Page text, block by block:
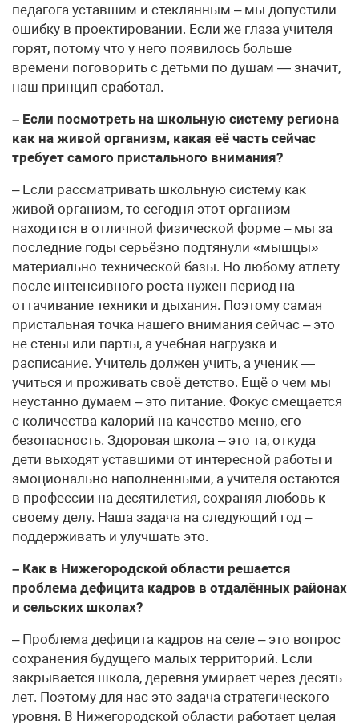
педагога уставшим и стеклянным – мы допустили
ошибку в проектировании. Если же глаза учителя
горят, потому что у него появилось больше
времени поговорить с детьми по душам — значит,
наш принцип сработал.
– Если посмотреть на школьную систему региона
как на живой организм, какая её часть сейчас
требует самого пристального внимания?
– Если рассматривать школьную систему как
живой организм, то сегодня этот организм
находится в отличной физической форме – мы за
последние годы серьёзно подтянули «мышцы»
материально-технической базы. Но любому атлету
после интенсивного роста нужен период на
оттачивание техники и дыхания. Поэтому самая
пристальная точка нашего внимания сейчас – это
не стены или парты, а учебная нагрузка и
расписание. Учитель должен учить, а ученик —
учиться и проживать своё детство. Ещё о чем мы
неустанно думаем – это питание. Фокус смещается
с количества калорий на качество меню, его
безопасность. Здоровая школа – это та, откуда
дети выходят уставшими от интересной работы и
эмоционально наполненными, а учителя остаются
в профессии на десятилетия, сохраняя любовь к
своему делу. Наша задача на следующий год –
поддерживать и улучшать это.
– Как в Нижегородской области решается
проблема дефицита кадров в отдалённых районах
и сельских школах?
– Проблема дефицита кадров на селе – это вопрос
сохранения будущего малых территорий. Если
закрывается школа, деревня умирает через десять
лет. Поэтому для нас это задача стратегического
уровня. В Нижегородской области работает целая